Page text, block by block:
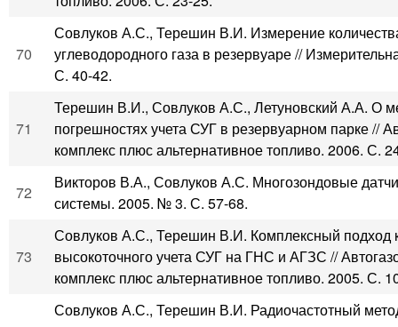
70
Совлуков А.С., Терешин В.И. Измерение
углеводородного газа в резервуаре //
С. 40-42.
71
Терешин В.И., Совлуков А.С., Летуновский А.А. О
погрешностях учета СУГ в резервуарном парке //
комплекс плюс альтернативное топливо. 2006. С.
72
Викторов В.А., Совлуков А.С. Многозондовые
системы. 2005. № 3. С. 57-68.
73
Совлуков А.С., Терешин В.И. Комплексный подход
высокоточного учета СУГ на ГНС и АГЗС //
комплекс плюс альтернативное топливо. 2005. С.
Совлуков А.С., Терешин В.И. Радиочастотный